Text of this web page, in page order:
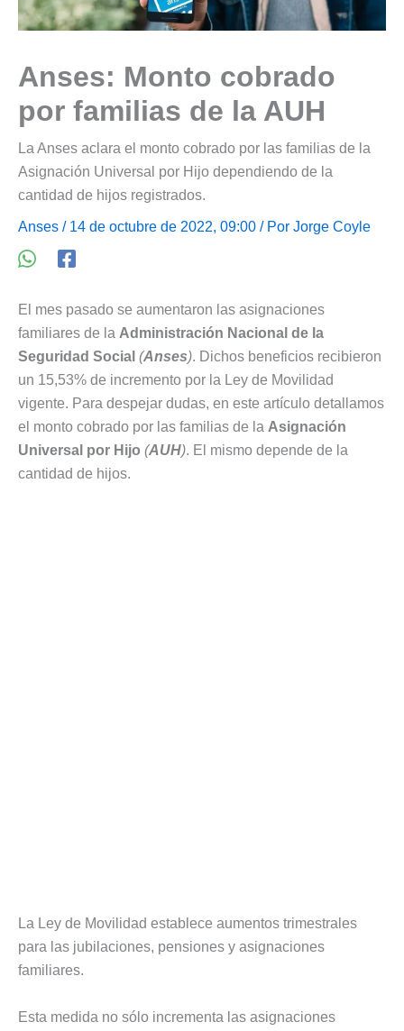
Anses: Monto cobrado
por familias de la AUH
La Anses aclara el monto cobrado por las familias de la
Asignación Universal por Hijo dependiendo de la
cantidad de hijos registrados.
Anses / 14 de octubre de 2022, 09:00 / Por Jorge Coyle
El mes pasado se aumentaron las asignaciones
familiares de la Administración Nacional de la
Seguridad Social (Anses). Dichos beneficios recibieron
un 15,53% de incremento por la Ley de Movilidad
vigente. Para despejar dudas, en este artículo detallamos
el monto cobrado por las familias de la Asignación
Universal por Hijo (AUH). El mismo depende de la
cantidad de hijos.
La Ley de Movilidad establece aumentos trimestrales
para las jubilaciones, pensiones y asignaciones
familiares.
Esta medida no sólo incrementa las asignaciones